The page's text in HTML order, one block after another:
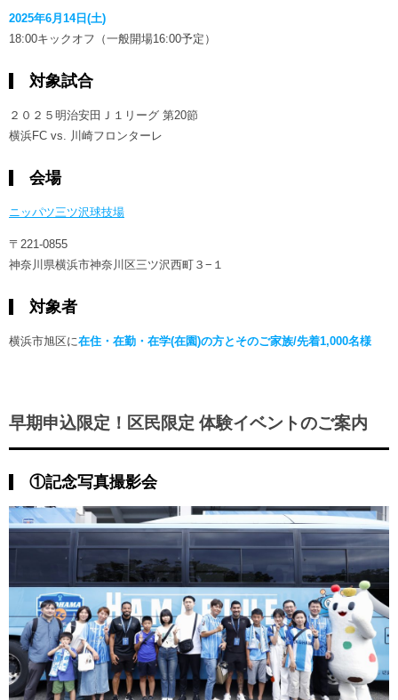
2025年6月14日(土)
18:00キックオフ（一般開場16:00予定）
対象試合
２０２５明治安田Ｊ１リーグ 第20節
横浜FC vs. 川崎フロンターレ
会場
ニッパツ三ツ沢球技場
〒221-0855
神奈川県横浜市神奈川区三ツ沢西町３−１
対象者
横浜市旭区に在住・在勤・在学(在園)の方とそのご家族/先着1,000名様
早期申込限定！区民限定 体験イベントのご案内
①記念写真撮影会